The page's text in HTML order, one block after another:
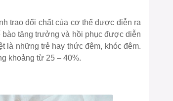
trao đổi chất của cơ thể được diễn ra
tăng trưởng và hồi phục được diễn
là những trẻ hay thức đêm, khóc đêm.
khoảng từ 25 – 40%.